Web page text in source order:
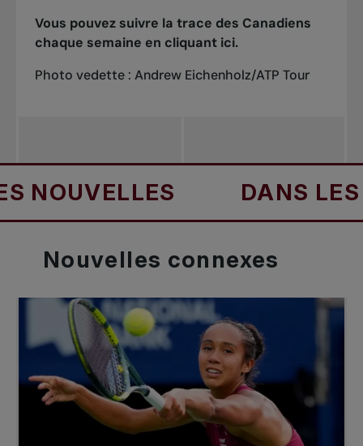
Vous pouvez suivre la trace des Canadiens
chaque semaine en cliquant ici.
Photo vedette : Andrew Eichenholz/ATP Tour
DANS LES
Nouvelles connexes